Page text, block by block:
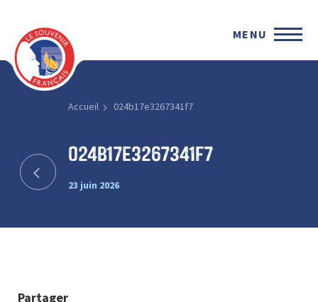
MENU
Accueil 024b17e3267341f7
024b17e3267341f7
23 juin 2026
Partager